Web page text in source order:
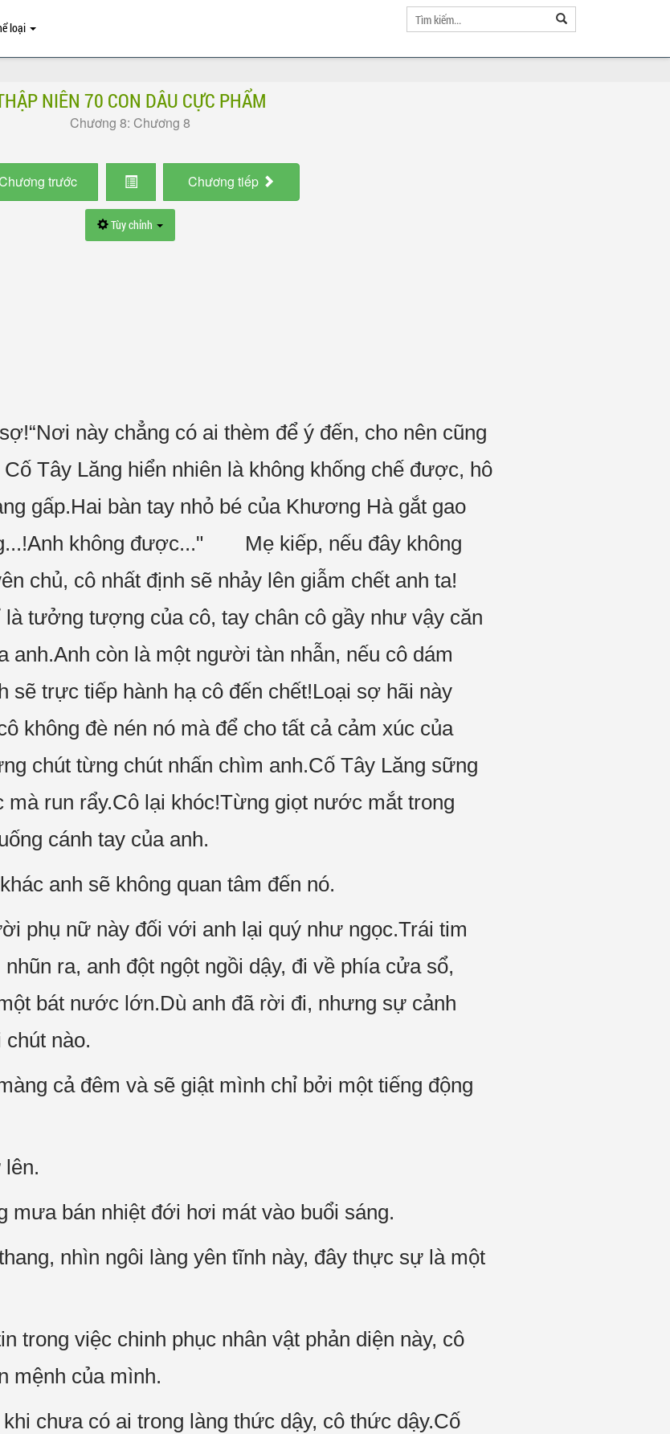
loại
NIÊN 70 CON DÂU CỰC PHẨM
Chương 8: Chương 8
trước Chương tiếp
Tùy chỉnh
này chẳng có ai thèm để ý đến, cho nên cũng
Tây Lăng hiển nhiên là không khống chế được, hô
gấp.Hai bàn tay nhỏ bé của Khương Hà gắt gao
không được..." Mẹ kiếp, nếu đây không
chủ, cô nhất định sẽ nhảy lên giẫm chết anh ta!
tưởng tượng của cô, tay chân cô gầy như vậy căn
anh.Anh còn là một người tàn nhẫn, nếu cô dám
sẽ trực tiếp hành hạ cô đến chết!Loại sợ hãi này
không đè nén nó mà để cho tất cả cảm xúc của
chút từng chút nhấn chìm anh.Cố Tây Lăng sững
run rẩy.Cô lại khóc!Từng giọt nước mắt trong
cánh tay của anh.
anh sẽ không quan tâm đến nó.
phụ nữ này đối với anh lại quý như ngọc.Trái tim
ra, anh đột ngột ngồi dậy, đi về phía cửa sổ,
bát nước lớn.Dù anh đã rời đi, nhưng sự cảnh
nào.
cả đêm và sẽ giật mình chỉ bởi một tiếng động
mưa bán nhiệt đới hơi mát vào buổi sáng.
nhìn ngôi làng yên tĩnh này, đây thực sự là một
trong việc chinh phục nhân vật phản diện này, cô
mệnh của mình.
chưa có ai trong làng thức dậy, cô thức dậy.Cố